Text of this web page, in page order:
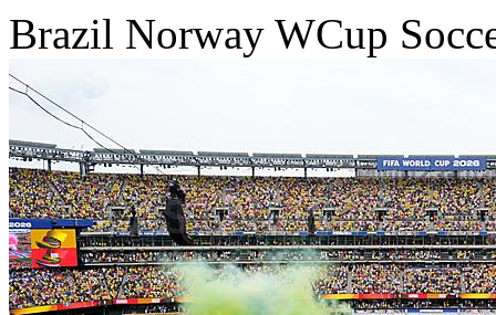
Brazil Norway WCup